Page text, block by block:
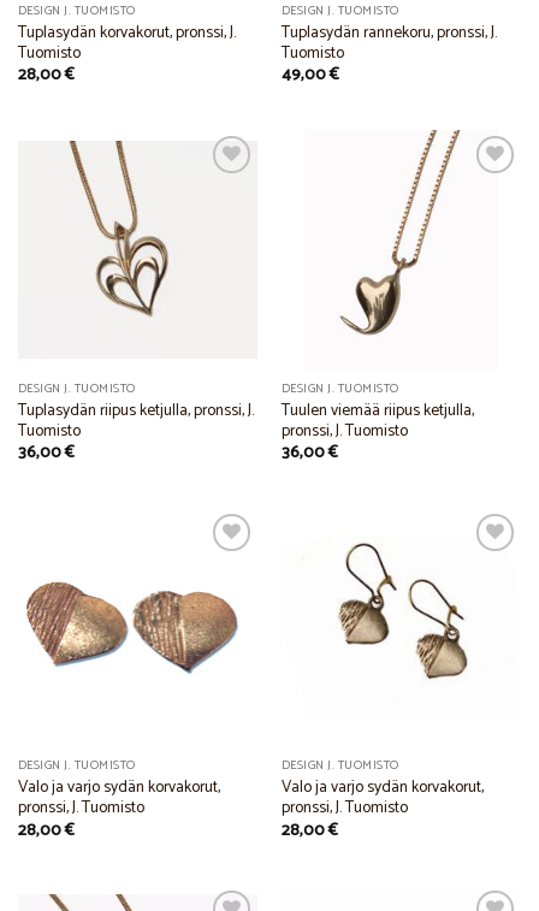
DESIGN J. TUOMISTO
Tuplasydän korvakorut, pronssi, J.
Tuomisto
28,00€
DESIGN J. TUOMISTO
Tuplasydän rannekoru, pronssi, J.
Tuomisto
49,00€
DESIGN J. TUOMISTO
Tuplasydän riipus ketjulla, pronssi, J.
Tuomisto
36,00€
DESIGN J. TUOMISTO
Tuulen viemää riipus ketjulla,
pronssi, J. Tuomisto
36,00€
Add to
Wishlist
DESIGN J. TUOMISTO
Valo ja varjo sydän korvakorut,
pronssi, J. Tuomisto
28,00€
Wishlist
DESIGN J. TUOMISTO
Valo ja varjo sydän korvakorut,
pronssi, J. Tuomisto
28,00€